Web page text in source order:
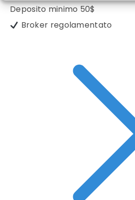
Deposito minimo50$
Broker regolamentato